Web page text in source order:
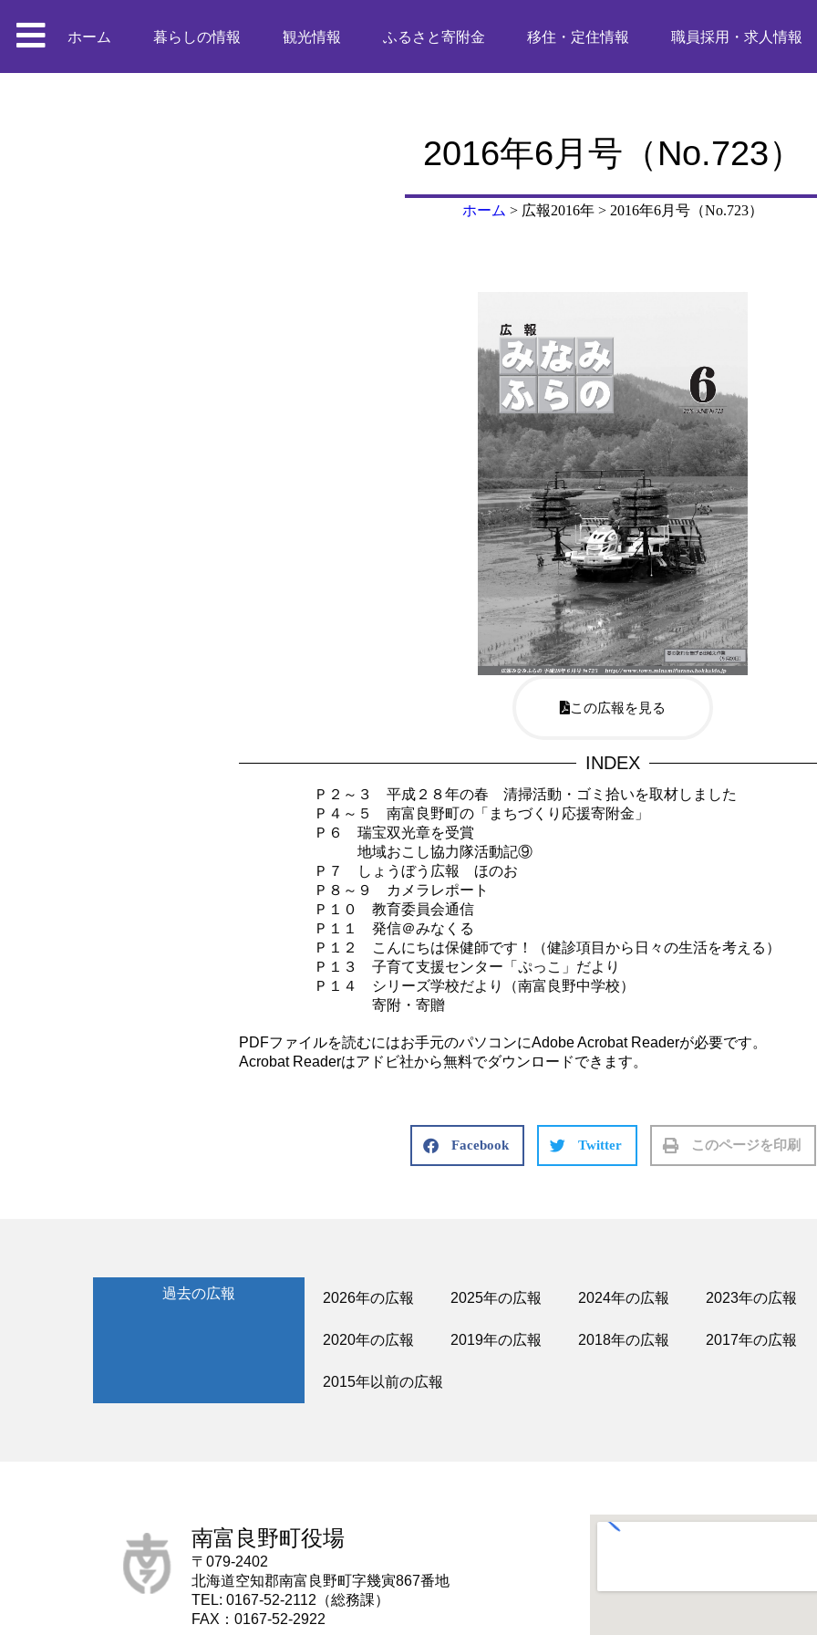
ホーム 暮らしの情報 観光情報 ふるさと寄附金 移住・定住情報 職員採用・求人情報
2016年6月号（No.723）
ホーム > 広報2016年 > 2016年6月号（No.723）
この広報を見る
INDEX
Ｐ２～３ 平成２８年の春 清掃活動・ゴミ拾いを取材しました
Ｐ４～５ 南富良野町の「まちづくり応援寄附金」
Ｐ６ 瑞宝双光章を受賞
地域おこし協力隊活動記⑨
Ｐ７ しょうぼう広報 ほのお
Ｐ８～９ カメラレポート
Ｐ１０ 教育委員会通信
Ｐ１１ 発信＠みなくる
Ｐ１２ こんにちは保健師です！（健診項目から日々の生活を考える）
Ｐ１３ 子育て支援センター「ぷっこ」だより
Ｐ１４ シリーズ学校だより（南富良野中学校）
寄附・寄贈
PDFファイルを読むにはお手元のパソコンにAdobe Acrobat Readerが必要です。
Acrobat Readerはアドビ社から無料でダウンロードできます。
Facebook Twitter このページを印刷
過去の広報 2026年の広報 2025年の広報 2024年の広報 2023年の広報
2020年の広報 2019年の広報 2018年の広報 2017年の広報
2015年以前の広報
南富良野町役場
〒079-2402
北海道空知郡南富良野町字幾寅867番地
TEL: 0167-52-2112（総務課）
FAX：0167-52-2922